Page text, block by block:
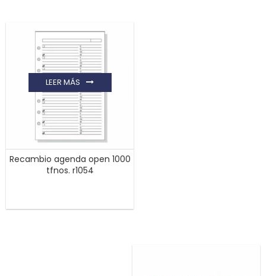
Recambio agenda open 1000
tfnos. r1054
LEER MÁS